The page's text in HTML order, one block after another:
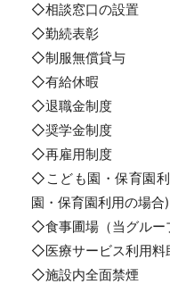
◇相談窓口の設置
◇勤続表彰
◇制服無償貸与
◇有給休暇
◇退職金制度
◇奨学金制度
◇再雇用制度
◇こども園・保育園
園・保育園利用の場合)
◇食事圃場（当グルー
◇医療サービス利用料
◇施設内全面禁煙